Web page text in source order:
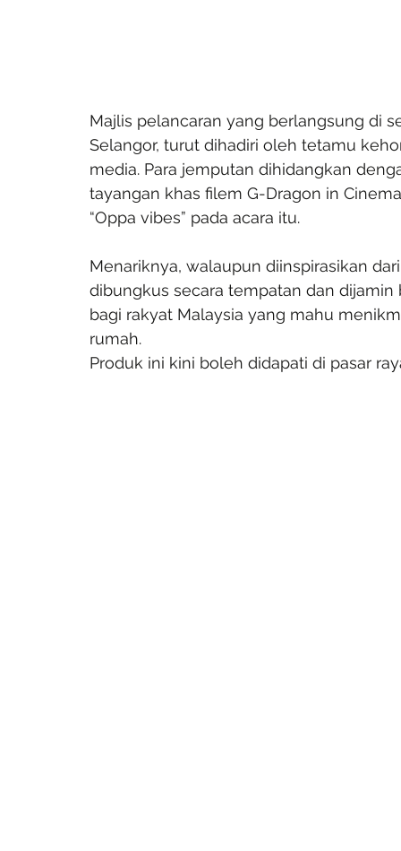
Majlis pelancaran yang berlangsung di
Selangor, turut dihadiri oleh tetamu
media. Para jemputan dihidangkan
tayangan khas filem G-Dragon in
“Oppa vibes” pada acara itu.
Menariknya, walaupun diinspirasikan
dibungkus secara tempatan dan
bagi rakyat Malaysia yang mahu
rumah.
Produk ini kini boleh didapati di pasar